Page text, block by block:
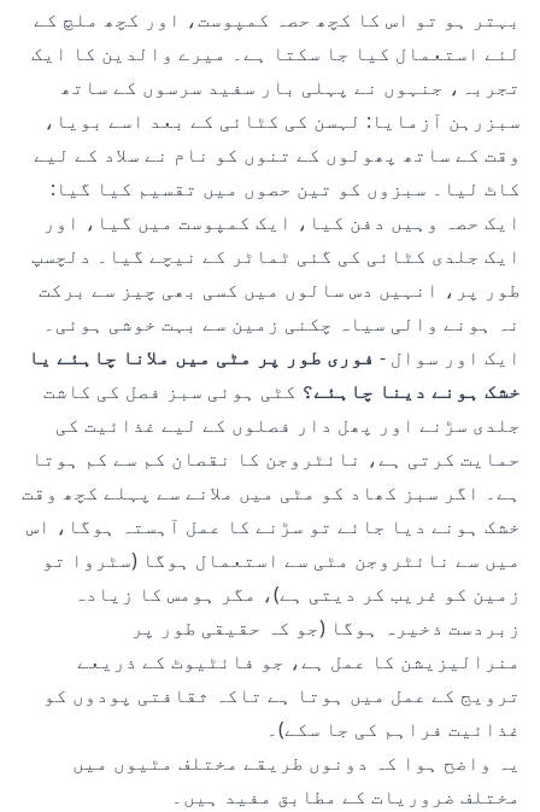
بہتر ہو تو اس کا کچھ حصہ کمپوست، اور کچھ ملچ کے
لئے استعمال کیا جا سکتا ہے۔ میرے والدین کا ایک
تجربہ، جنہوں نے پہلی بار سفید سرسوں کے ساتھ
سبزرہن آزمایا: لہسن کی کٹائی کے بعد اسے بویا،
وقت کے ساتھ پھولوں کے تنوں کو نام نے سلاد کے لیے
کاٹ لیا۔ سبزوں کو تین حصوں میں تقسیم کیا گیا:
ایک حصہ وہیں دفن کیا، ایک کمپوست میں گیا، اور
ایک جلدی کٹائی کی گئی ٹماٹر کے نیچے گیا۔ دلچسپ
طور پر، انہیں دس سالوں میں کسی بھی چیز سے برکت
نہ ہونے والی سیاہ چکنی زمین سے بہت خوشی ہوئی۔
ایک اور سوال - فوری طور پر مٹی میں ملانا چاہئے یا
خشک ہونے دینا چاہئے؟ کٹی ہوئی سبز فصل کی کاشت
جلدی سڑنے اور پھل دار فصلوں کے لیے غذائیت کی
حمایت کرتی ہے، نائٹروجن کا نقصان کم سے کم ہوتا
ہے۔ اگر سبز کھاد کو مٹی میں ملانے سے پہلے کچھ وقت
خشک ہونے دیا جائے تو سڑنے کا عمل آہستہ ہوگا، اس
میں سے نائٹروجن مٹی سے استعمال ہوگا (سٹروا تو
زمین کو غریب کر دیتی ہے)، مگر ہومس کا زیادہ
زبردست ذخیرہ ہوگا (جو کہ حقیقی طور پر
منرالیزیشن کا عمل ہے، جو فائٹیوٹ کے ذریعے
ترویج کے عمل میں ہوتا ہے تاکہ ثقافتی پودوں کو
غذائیت فراہم کی جا سکے)۔
یہ واضح ہوا کہ دونوں طریقے مختلف مٹیوں میں
مختلف ضروریات کے مطابق مفید ہیں۔